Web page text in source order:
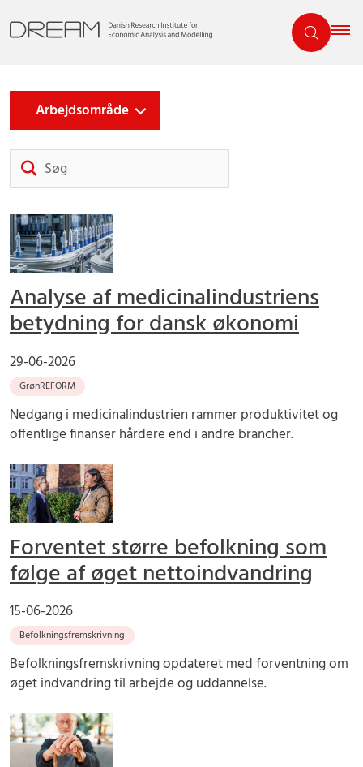
Arbejdsområde
Analyse af medicinalindustriens
betydning for dansk økonomi
29-06-2026
GrønREFORM
Nedgang i medicinalindustrien rammer produktivitet og
offentlige finanser hårdere end i andre brancher.
Forventet større befolkning som
følge af øget nettoindvandring
15-06-2026
Befolkningsfremskrivning
Befolkningsfremskrivning opdateret med forventning om
øget indvandring til arbejde og uddannelse.